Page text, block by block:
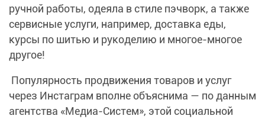
ручной работы, одеяла в стиле пэчворк, а также
сервисные услуги, например, доставка еды,
курсы по шитью и рукоделию и многое-многое
другое!
Популярность продвижения товаров и услуг
через Инстаграм вполне объяснима — по данным
агентства «Медиа-Систем», этой социальной